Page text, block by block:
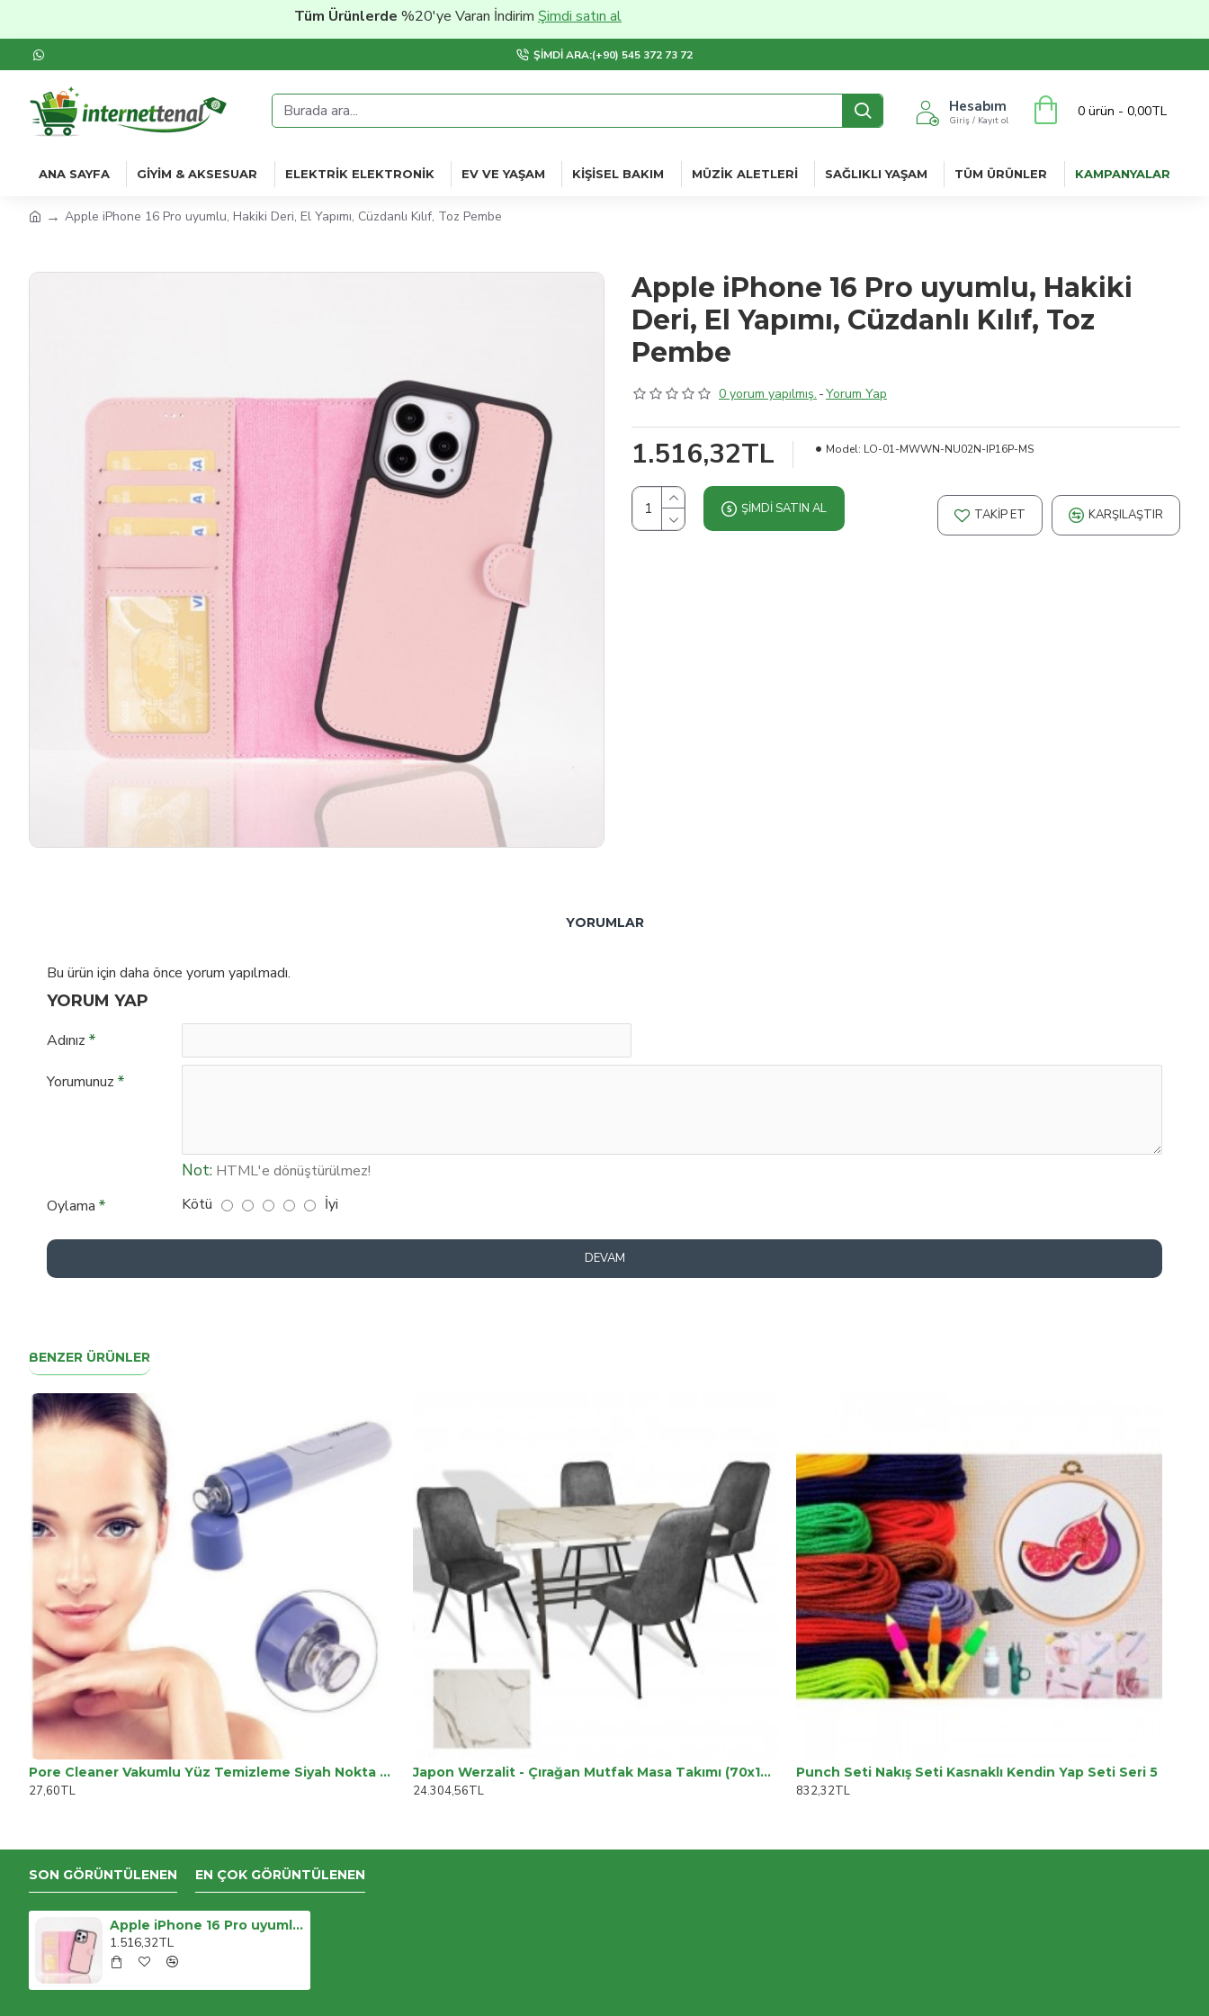
Tüm Ürünlerde%20'ye Varan İndirim Şimdi satın al
ŞIMDI ARA:(+90) 545 372 73 72
Hesabım
Giriş / Kayıt ol
0 ürün - 0,00TL
ANA SAYFA GIYIM & AKSESUAR ELEKTRIK ELEKTRONIK EV VE YAŞAM KIŞISEL BAKIM MÜZIK ALETLERI SAĞLIKLI YAŞAM TÜM ÜRÜNLER KAMPANYALAR
Apple iPhone 16 Pro uyumlu, Hakiki Deri, El Yapımı, Cüzdanlı Kılıf, Toz Pembe
Apple iPhone 16 Pro uyumlu, Hakiki
Deri, El Yapımı, Cüzdanlı Kılıf, Toz
Pembe
0 yorum yapılmış. -Yorum Yap
1.516,32TL Model: LO-01-MWWN-NU02N-IP16P-MS
ŞIMDI SATIN AL TAKIP ET KARŞILAŞTIR
YORUMLAR
Bu ürün için daha önce yorum yapılmadı.
YORUM YAP
Adınız
Yorumunuz
Not: HTML'e dönüştürülmez!
Oylama
Kötü İyi
DEVAM
BENZER ÜRÜNLER
Pore Cleaner Vakumlu Yüz Temizleme Siyah Nokta Temizleme Cihazı
27,60TL
Japon Werzalit - Çırağan Mutfak Masa Takımı (70x120) - (Afyon Mermer - Füme)
24.304,56TL
Punch Seti Nakış Seti Kasnaklı Kendin Yap Seti Seri 5
832,32TL
SON GÖRÜNTÜLENEN EN ÇOK GÖRÜNTÜLENEN
Apple iPhone 16 Pro uyumlu, Hakiki Deri, El Yapımı, Cüzdanlı Kılıf, Toz Pembe
1.516,32TL